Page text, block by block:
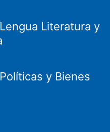
Literatura y
y Bienes